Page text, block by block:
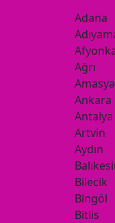
Adana
Ağrı
Amasya
Ankara
Antalya
Artvin
Aydın
Bilecik
Bingöl
Bitlis